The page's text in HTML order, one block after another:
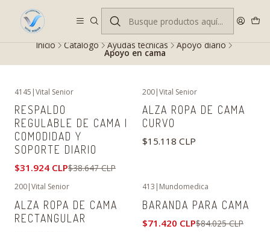
Despacho gratis en RM desde $100.000. Revisa las condiciones.
Inicio Catálogo Ayudas técnicas Apoyo diario
Apoyo en cama
4145 |Vital Senior
RESPALDO
REGULABLE DE CAMA |
COMODIDAD Y
SOPORTE DIARIO
$31.924 CLP$38.647 CLP
200|Vital Senior
ALZA ROPA DE CAMA
CURVO
$15.118 CLP
200|Vital Senior
ALZA ROPA DE CAMA
RECTANGULAR
Agotado
413 | Mundomedica
BARANDA PARA CAMA
$71.420 CLP$84.025 CLP